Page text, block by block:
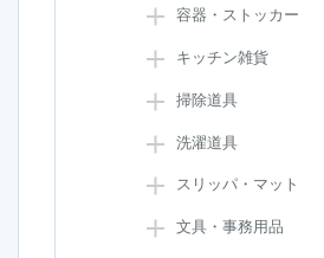
容器・ストッカー
キッチン雑貨
掃除道具
洗濯道具
スリッパ・マット
文具・事務用品